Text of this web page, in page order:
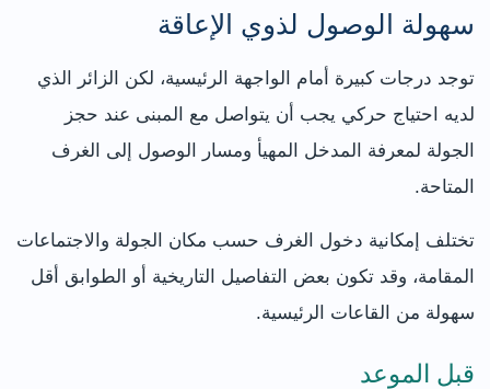
سهولة الوصول لذوي الإعاقة
توجد درجات كبيرة أمام الواجهة الرئيسية، لكن الزائر الذي
لديه احتياج حركي يجب أن يتواصل مع المبنى عند حجز
الجولة لمعرفة المدخل المهيأ ومسار الوصول إلى الغرف
المتاحة.
تختلف إمكانية دخول الغرف حسب مكان الجولة والاجتماعات
المقامة، وقد تكون بعض التفاصيل التاريخية أو الطوابق أقل
سهولة من القاعات الرئيسية.
قبل الموعد